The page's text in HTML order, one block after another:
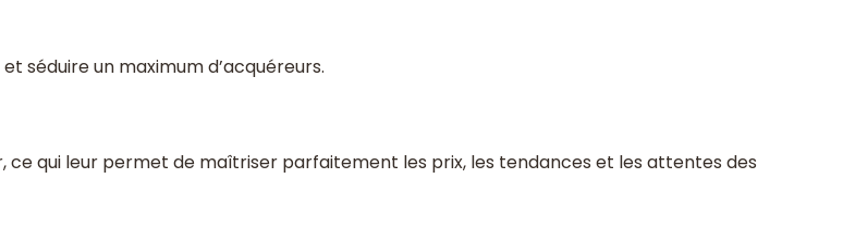
séduire un maximum d’acquéreurs.
ce qui leur permet de maîtriser parfaitement les prix, les tendances et les attentes des